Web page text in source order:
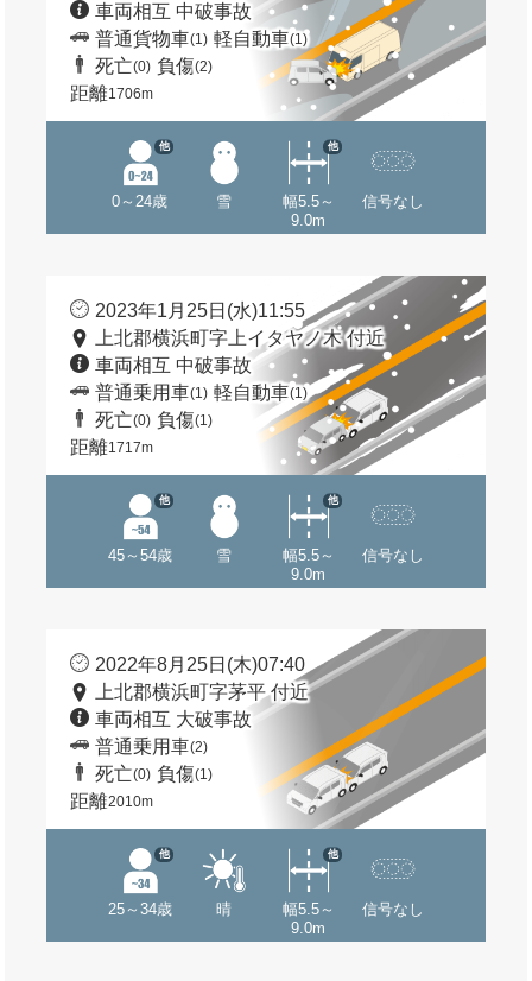
車両相互 中破事故
普通貨物車(1) 軽自動車(1)
死亡(0) 負傷(2)
距離1706m
0～24歳
他
雪
幅5.5～
9.0m
他
信号なし
2023年1月25日(水)11:55
上北郡横浜町字上イタヤノ木 付近
車両相互 中破事故
普通乗用車(1) 軽自動車(1)
死亡(0) 負傷(1)
距離1717m
45～54歳
他
雪
幅5.5～
9.0m
他
信号なし
2022年8月25日(木)07:40
上北郡横浜町字茅平 付近
車両相互 大破事故
普通乗用車(2)
死亡(0) 負傷(1)
距離2010m
25～34歳
他
晴
幅5.5～
9.0m
他
信号なし